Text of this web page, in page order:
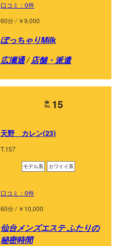
口コミ：0件
60分 / ￥9,000
ぽっちゃりMilk
広瀬通/店舗・派遣
15
天野 カレン(23)
T.157
モデル系 カワイイ系
口コミ：0件
60分 / ￥10,000
仙台メンズエステ ふたりの
秘密時間